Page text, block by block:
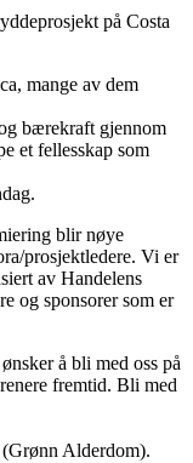
på Costa
mange av dem
bærekraft gjennom
et fellesskap som
blir nøye
prosjektledere. Vi er
av Handelens
og sponsorer som er
å bli med oss på
fremtid. Bli med
(Grønn Alderdom).